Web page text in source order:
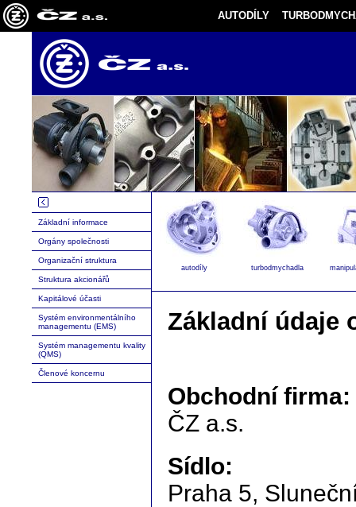
AUTODÍLY
Základní informace
Orgány společnosti
Organizační struktura
Struktura akcionářů
Kapitálové účasti
Systém environmentálního
managementu (EMS)
Systém managementu kvality
(QMS)
Členové koncernu
autodíly turbodmychadla
Základní údaje
Obchodní firma:
ČZ a.s.
Sídlo:
Praha 5,